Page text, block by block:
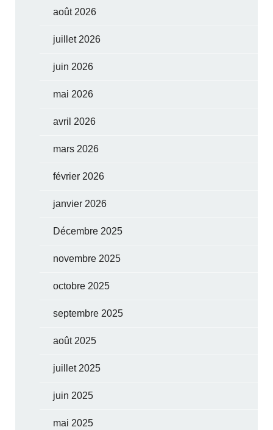
août 2026
juillet 2026
juin 2026
mai 2026
avril 2026
mars 2026
février 2026
janvier 2026
Décembre 2025
novembre 2025
octobre 2025
septembre 2025
août 2025
juillet 2025
juin 2025
mai 2025